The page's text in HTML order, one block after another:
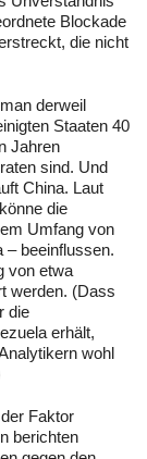
Blockade
die nicht
derweil
Staaten 40
Jahren
sind. Und
China. Laut
die
Umfang von
– beeinflussen.
von etwa
werden. (Dass
die
erhält,
wohl
Faktor
berichten